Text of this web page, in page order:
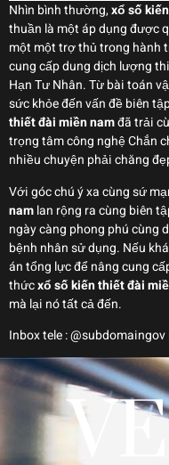
Nhìn bình thường,xổ số
thuần là một áp dụng được
một một trợ thủ trong hành
cung cấp dung dịch lượng
Hạn Tư Nhân. Từ bài toán
sức khỏe đến vấn đề biên
thiết đài miền namđã trải
trọng tâm công nghệ Chắn
nhiều chuyện phải chăng
Với góc chú ý xa cùng sứ
namlan rộng ra cùng biên
ngày càng phong phú cùng
bệnh nhân sử dụng. Nếu
án tổng lực để nâng cung
thứcxổ số kiến thiết đài
mà lại nó tất cả đến.
Inbox tele :